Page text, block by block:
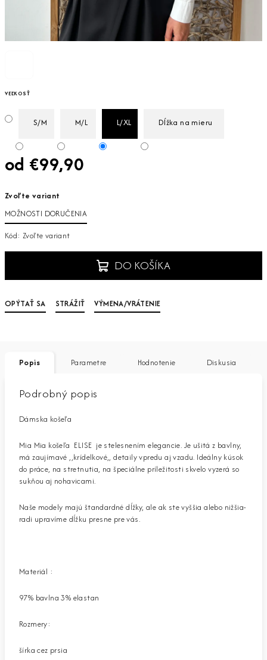
VEĽKOSŤ
S/M M/L L/XL Dĺžka na mieru
od €99,90
cena:
Zvoľte variant
MOŽNOSTI DORUČENIA
Kód: Zvoľte variant
DO KOŠÍKA
OPÝTAŤ SA STRÁŽIŤ VÝMENA/VRÁTENIE
Popis Parametre Hodnotenie Diskusia
Podrobný popis
Dámska košeľa
Mia Mia košeľa ELISE je stelesnením elegancie. Je ušitá z bavlny,
má zaujímavé ,,krídelkové,, detaily vpredu aj vzadu. Ideálny kúsok
do práce, na stretnutia, na špeciálne príležitosti skvelo vyzerá so
sukňou aj nohavicami.
Naše modely majú štandardné dĺžky, ale ak ste vyššia alebo nižšia-
radi upravíme dĺžku presne pre vás.
Materiál :
97% bavlna 3% elastan
Rozmery:
šírka cez prsia